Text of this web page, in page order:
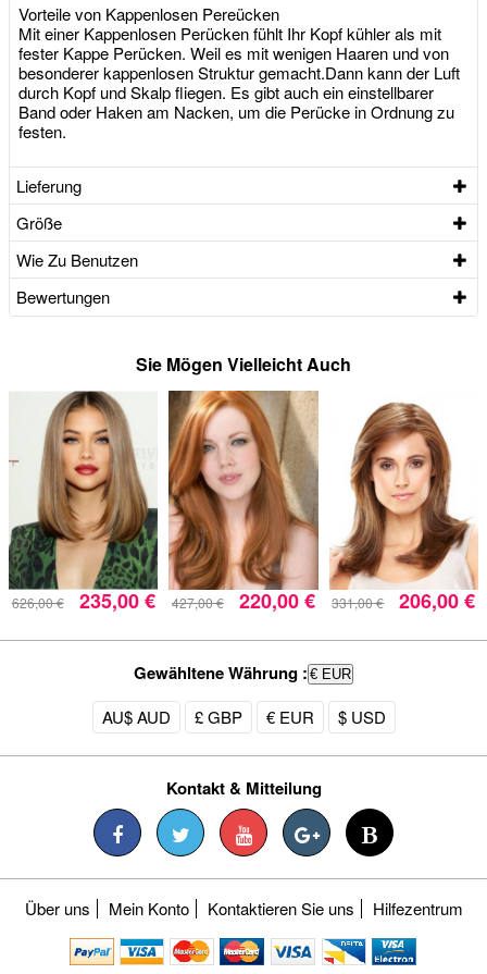
Vorteile von Kappenlosen Pereücken
Mit einer Kappenlosen Perücken fühlt Ihr Kopf kühler als mit
fester Kappe Perücken. Weil es mit wenigen Haaren und von
besonderer kappenlosen Struktur gemacht.Dann kann der Luft
durch Kopf und Skalp fliegen. Es gibt auch ein einstellbarer
Band oder Haken am Nacken, um die Perücke in Ordnung zu
festen.
Lieferung
Größe
Wie Zu Benutzen
Bewertungen
Sie Mögen Vielleicht Auch
626,00 € 235,00 € 427,00 € 220,00 € 331,00 € 206,00 €
Gewähltene Währung : € EUR
AU$ AUD £ GBP € EUR $ USD
Kontakt & Mitteilung
Über uns Mein Konto Kontaktieren Sie uns Hilfezentrum